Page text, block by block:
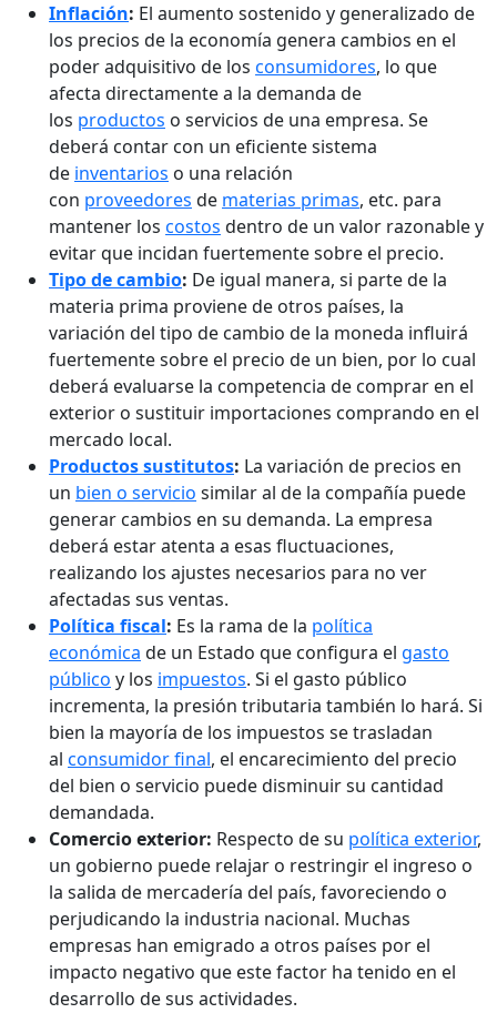
Inflación: El aumento sostenido y generalizado de
los precios de la economía genera cambios en el
poder adquisitivo de los consumidores, lo que
afecta directamente a la demanda de
los productos o servicios de una empresa. Se
deberá contar con un eficiente sistema
de inventarios o una relación
con proveedores de materias primas, etc. para
mantener los costos dentro de un valor razonable y
evitar que incidan fuertemente sobre el precio.
Tipo de cambio: De igual manera, si parte de la
materia prima proviene de otros países, la
variación del tipo de cambio de la moneda influirá
fuertemente sobre el precio de un bien, por lo cual
deberá evaluarse la competencia de comprar en el
exterior o sustituir importaciones comprando en el
mercado local.
Productos sustitutos: La variación de precios en
un bien o servicio similar al de la compañía puede
generar cambios en su demanda. La empresa
deberá estar atenta a esas fluctuaciones,
realizando los ajustes necesarios para no ver
afectadas sus ventas.
Política fiscal: Es la rama de la política
económica de un Estado que configura el gasto
público y los impuestos. Si el gasto público
incrementa, la presión tributaria también lo hará. Si
bien la mayoría de los impuestos se trasladan
al consumidor final, el encarecimiento del precio
del bien o servicio puede disminuir su cantidad
demandada.
Comercio exterior: Respecto de su política exterior,
un gobierno puede relajar o restringir el ingreso o
la salida de mercadería del país, favoreciendo o
perjudicando la industria nacional. Muchas
empresas han emigrado a otros países por el
impacto negativo que este factor ha tenido en el
desarrollo de sus actividades.